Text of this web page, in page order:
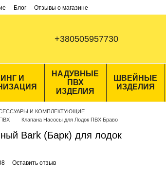
Блог Отзывы о магазине
+380505957730
И
НАДУВНЫЕ
ПВХ
ИЗДЕЛИЯ
ШВЕЙНЫЕ
ИЗДЕЛИЯ
И КОМПЛЕКТУЮЩИЕ
Клапана Насосы для Лодок ПВХ Браво
Bark (Барк) для лодок
Оставить отзыв